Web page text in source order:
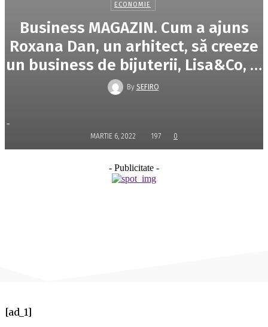
ECONOMIE
Business MAGAZIN. Cum a ajuns
Roxana Dan, un arhitect, să creeze
un business de bijuterii, Lisa&Co, …
By SEFIRO
-
MARTIE 6, 2022 197 0
- Publicitate -
[ad_1]